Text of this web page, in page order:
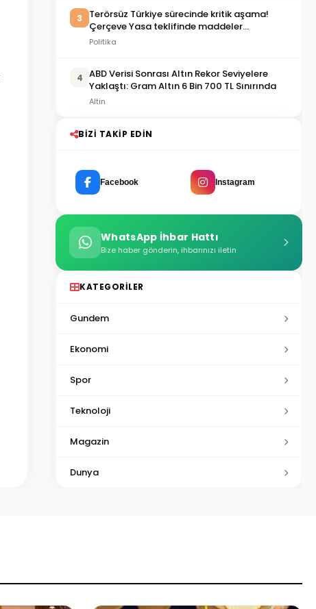
3
Terörsüz Türkiye sürecinde kritik aşama!
Çerçeve Yasa teklifinde maddeler
görüşülmeye başlandı
Politika
4 ABD Verisi Sonrası Altın Rekor Seviyelere
Yaklaştı: Gram Altın 6 Bin 700 TL Sınırında
Altin
BIZI TAKIP EDIN
Facebook Instagram
WhatsApp İhbar Hattı
Bize haber gönderin, ihbarınızı iletin
KATEGORILER
Gundem
Ekonomi
Spor
Teknoloji
Magazin
Dunya